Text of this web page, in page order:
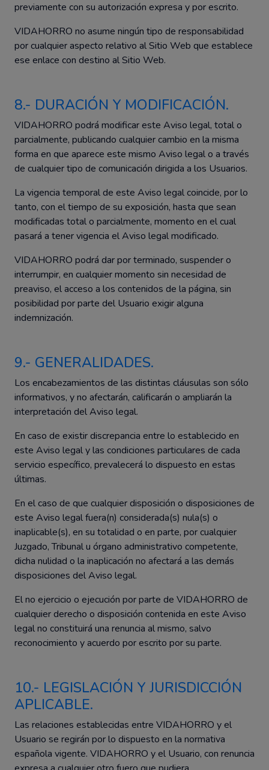
previamente con su autorización expresa y por escrito.
VIDAHORRO no asume ningún tipo de responsabilidad
por cualquier aspecto relativo al Sitio Web que establece
ese enlace con destino al Sitio Web.
8.- DURACIÓN Y MODIFICACIÓN.
VIDAHORRO podrá modificar este Aviso legal, total o
parcialmente, publicando cualquier cambio en la misma
forma en que aparece este mismo Aviso legal o a través
de cualquier tipo de comunicación dirigida a los Usuarios.
La vigencia temporal de este Aviso legal coincide, por lo
tanto, con el tiempo de su exposición, hasta que sean
modificadas total o parcialmente, momento en el cual
pasará a tener vigencia el Aviso legal modificado.
VIDAHORRO podrá dar por terminado, suspender o
interrumpir, en cualquier momento sin necesidad de
preaviso, el acceso a los contenidos de la página, sin
posibilidad por parte del Usuario exigir alguna
indemnización.
9.- GENERALIDADES.
Los encabezamientos de las distintas cláusulas son sólo
informativos, y no afectarán, calificarán o ampliarán la
interpretación del Aviso legal.
En caso de existir discrepancia entre lo establecido en
este Aviso legal y las condiciones particulares de cada
servicio específico, prevalecerá lo dispuesto en estas
últimas.
En el caso de que cualquier disposición o disposiciones de
este Aviso legal fuera(n) considerada(s) nula(s) o
inaplicable(s), en su totalidad o en parte, por cualquier
Juzgado, Tribunal u órgano administrativo competente,
dicha nulidad o la inaplicación no afectará a las demás
disposiciones del Aviso legal.
El no ejercicio o ejecución por parte de VIDAHORRO de
cualquier derecho o disposición contenida en este Aviso
legal no constituirá una renuncia al mismo, salvo
reconocimiento y acuerdo por escrito por su parte.
10.- LEGISLACIÓN Y JURISDICCIÓN
APLICABLE.
Las relaciones establecidas entre VIDAHORRO y el
Usuario se regirán por lo dispuesto en la normativa
española vigente. VIDAHORRO y el Usuario, con renuncia